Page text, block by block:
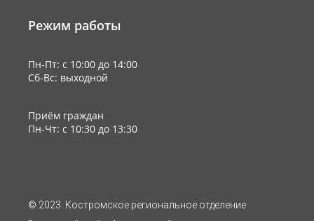
Режим работы
Пн-Пт: с 10:00 до 14:00
Сб-Вс: выходной
Приём граждан
Пн-Чт: с 10:30 до 13:30
© 2023. Костромское региональное отделение